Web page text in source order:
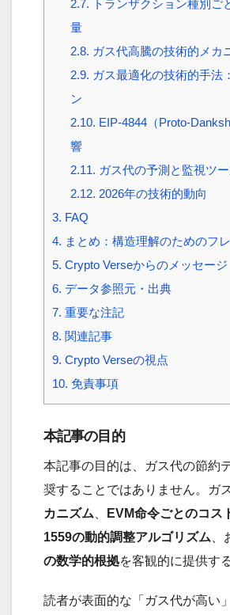
2.7. トランザクション種別ご
量
2.8. ガス代高騰の技術的メカ
2.9. ガス最適化の技術的手法
ン
2.10. EIP-4844（Proto-
響
2.11. ガス代の予測と監視ツ
2.12. 2026年の技術的動向
3. FAQ
4. まとめ：構造理解のためのフ
5. Crypto Verseからのメッセージ
6. データ参照元・出典
7. 重要な注記
8. 関連記事
9. Crypto Verseの視点
10. 免責事項
本記事の目的
本記事の目的は、ガス代の節約
奨することではありません。ガ
カニズム
EVM命令ごとのコス
1559の動的調整アルゴリズム
の数学的根拠を客観的に提供す
読者が表面的な「ガス代が高い